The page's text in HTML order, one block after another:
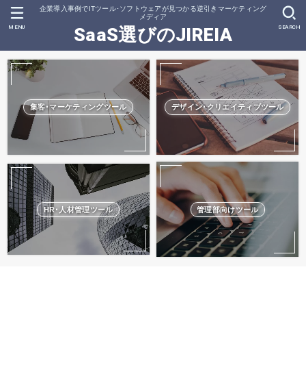
企業導入事例でITツール･ソフトウェアが見つかる逆引きマーケティング
メディア
SaaS選びのJIREIA SEARCH
MENU
集客･マーケティングツール デザイン･クリエイティブツール
HR･人材管理ツール 管理部向けツール